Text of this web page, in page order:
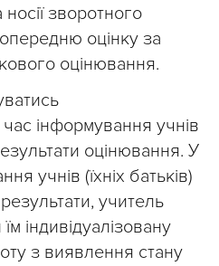
зворотного
оцінку за
оцінювання.
час інформування учнів
оцінювання. У
учнів (їхніх батьків)
учитель
індивідуалізовану
з виявлення стану